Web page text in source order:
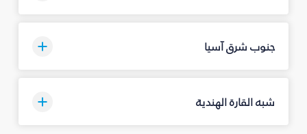
جنوب شرق آسيا
شبه القارة الهندية